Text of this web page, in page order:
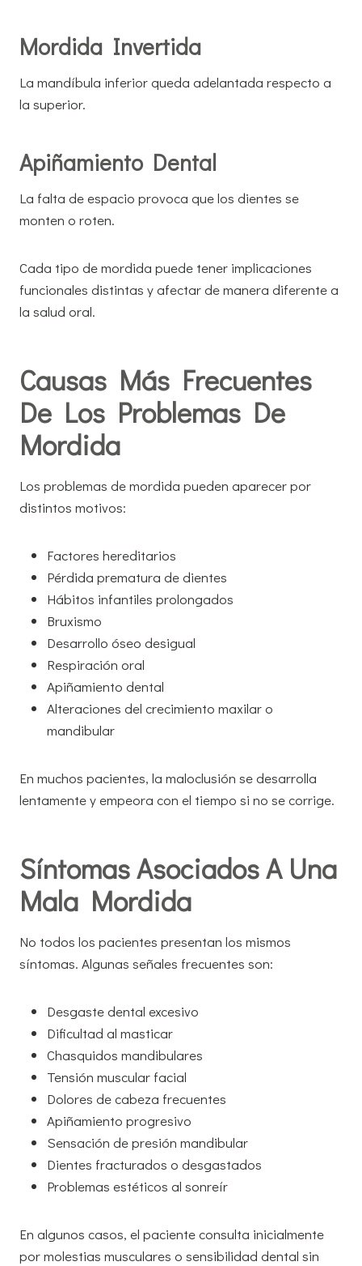
Mordida Invertida
La mandíbula inferior queda adelantada respecto a
la superior.
Apiñamiento Dental
La falta de espacio provoca que los dientes se
monten o roten.
Cada tipo de mordida puede tener implicaciones
funcionales distintas y afectar de manera diferente a
la salud oral.
Causas Más Frecuentes
De Los Problemas De
Mordida
Los problemas de mordida pueden aparecer por
distintos motivos:
Factores hereditarios
Pérdida prematura de dientes
Hábitos infantiles prolongados
Bruxismo
Desarrollo óseo desigual
Respiración oral
Apiñamiento dental
Alteraciones del crecimiento maxilar o
mandibular
En muchos pacientes, la maloclusión se desarrolla
lentamente y empeora con el tiempo si no se corrige.
Síntomas Asociados A Una
Mala Mordida
No todos los pacientes presentan los mismos
síntomas. Algunas señales frecuentes son:
Desgaste dental excesivo
Dificultad al masticar
Chasquidos mandibulares
Tensión muscular facial
Dolores de cabeza frecuentes
Apiñamiento progresivo
Sensación de presión mandibular
Dientes fracturados o desgastados
Problemas estéticos al sonreír
En algunos casos, el paciente consulta inicialmente
por molestias musculares o sensibilidad dental sin